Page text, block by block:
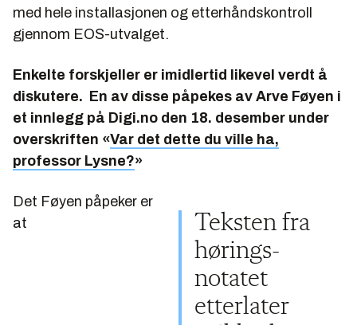
med hele installasjonen og etterhåndskontroll
gjennom EOS-utvalget.
Enkelte forskjeller er imidlertid likevel verdt å
diskutere. En av disse påpekes av Arve Føyen i
et innlegg på Digi.no den 18. desember under
overskriften «Var det dette du ville ha,
professor Lysne?»
Teksten fra
hørings­­
notatet
etterlater
Det Føyen påpeker er
at